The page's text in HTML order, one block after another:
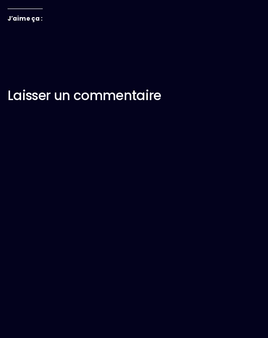
J’aime ça :
Laisser un commentaire